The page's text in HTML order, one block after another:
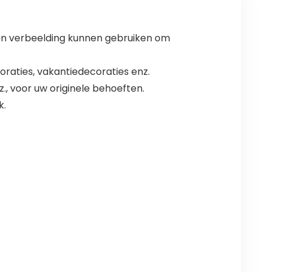
verbeelding kunnen gebruiken om
vakantiedecoraties enz.
voor uw originele behoeften.